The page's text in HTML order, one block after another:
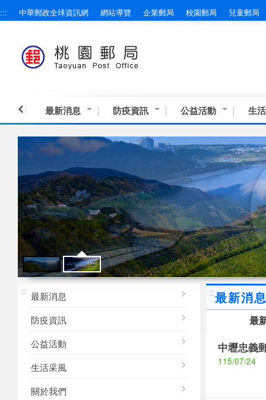
跳到主要內容區塊
::: 中華郵政全球資訊網 網站導覽 企業郵局 校園郵局 兒童郵局
最新消息 防疫資訊 公益活動 生
桃園郵局
形象
桃園郵局
::: 最新消息
防疫資訊
公益活動
生活采風
關於我們
:::最新消
最
中壢忠義
115/07/24